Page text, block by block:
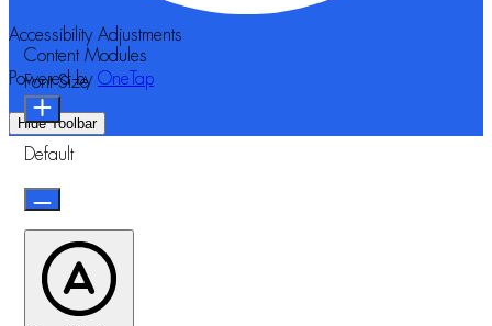
Accessibility Adjustments
Powered by OneTap
Hide Toolbar
Content Modules
Font Size
Default